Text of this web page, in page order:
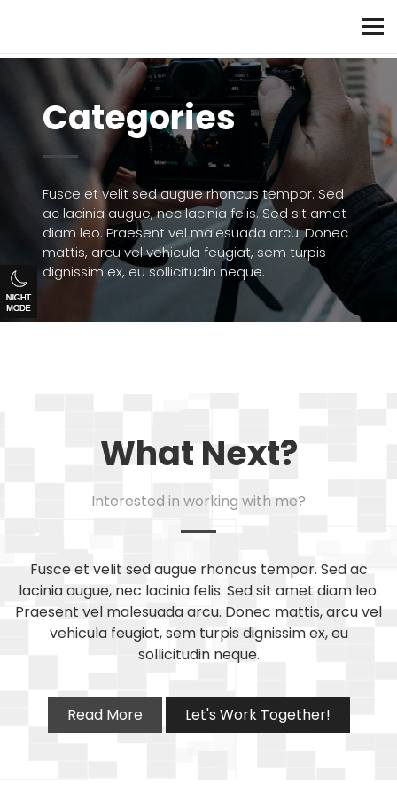
Categories
Fusce et velit sed augue rhoncus tempor. Sed
ac lacinia augue, nec lacinia felis. Sed sit amet
diam leo. Praesent vel malesuada arcu. Donec
mattis, arcu vel vehicula feugiat, sem turpis
dignissim ex, eu sollicitudin neque.
What Next?
Interested in working with me?
Fusce et velit sed augue rhoncus tempor. Sed ac
lacinia augue, nec lacinia felis. Sed sit amet diam leo.
Praesent vel malesuada arcu. Donec mattis, arcu vel
vehicula feugiat, sem turpis dignissim ex, eu
sollicitudin neque.
Read More Let's Work Together!